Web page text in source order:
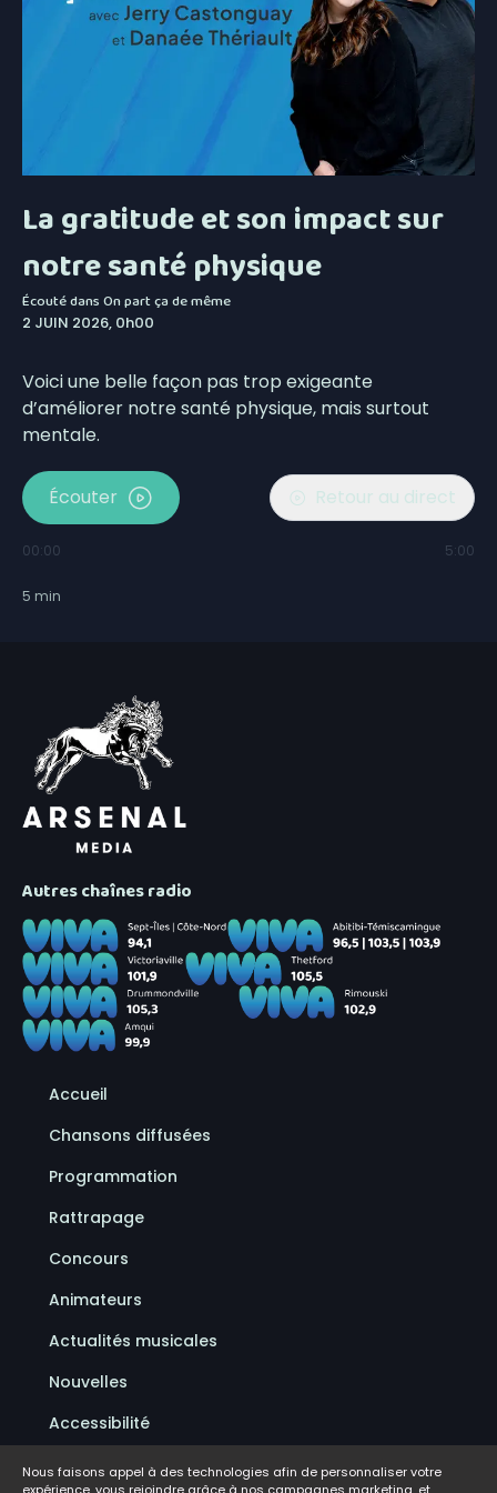
La gratitude et son impact sur
notre santé physique
Écouté dansOn part ça de même
2 JUIN 2026, 0h00
Voici une belle façon pas trop exigeante
d’améliorer notre santé physique, mais surtout
mentale.
Écouter Retour au direct
00:00 5:00
5 min
Autres chaînes radio
Accueil
Chansons diffusées
Programmation
Rattrapage
Concours
Animateurs
Actualités musicales
Nouvelles
Accessibilité
Politique de confidentialité
Nous faisons appel à des technologies afin de personnaliser votre